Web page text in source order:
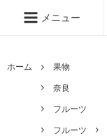
メニュー
ホーム
果物
奈良
フルーツ
フルーツ